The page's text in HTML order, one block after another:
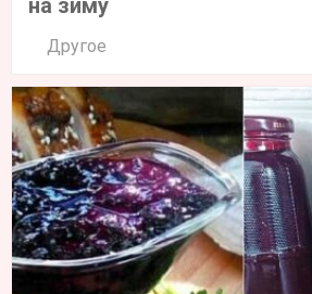
Другое